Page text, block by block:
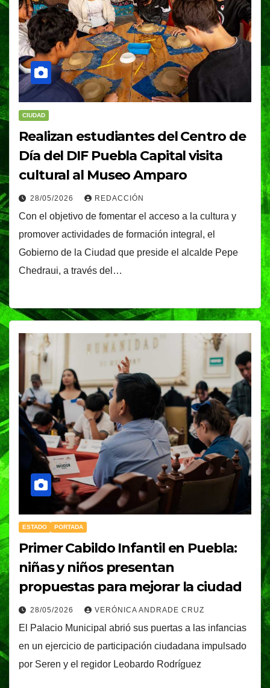
CIUDAD
Realizan estudiantes del Centro de
Día del DIF Puebla Capital visita
cultural al Museo Amparo
28/05/2026 REDACCIÓN
Con el objetivo de fomentar el acceso a la cultura y
promover actividades de formación integral, el
Gobierno de la Ciudad que preside el alcalde Pepe
Chedraui, a través del…
ESTADO PORTADA
Primer Cabildo Infantil en Puebla:
niñas y niños presentan
propuestas para mejorar la ciudad
28/05/2026 VERÓNICA ANDRADE CRUZ
El Palacio Municipal abrió sus puertas a las infancias
en un ejercicio de participación ciudadana impulsado
por Seren y el regidor Leobardo Rodríguez